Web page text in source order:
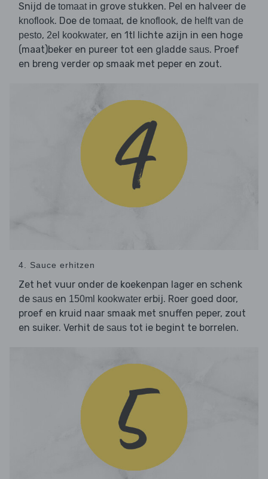
Snijd de tomaatin grove stukken. Pel en halveer de
knoflook. Doe de tomaat, de knoflook, de helft van de
pesto, 2el kookwater, en 1tl lichte azijn in een hoge
(maat)beker en pureer tot een gladde saus. Proef
en breng verder op smaak met peper en zout.
4. Sauce erhitzen
Zet het vuur onder de koekenpan lager en schenk
de saus en 150ml kookwater erbij. Roer goed door,
proef en kruid naar smaak met snuffen peper, zout
en suiker. Verhit de saus tot ie begint te borrelen.